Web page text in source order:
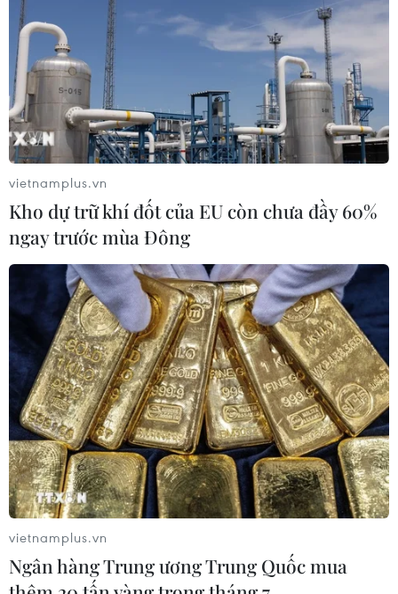
vietnamplus.vn
Kho dự trữ khí đốt của EU còn chưa đầy 60%
ngay trước mùa Đông
vietnamplus.vn
Ngân hàng Trung ương Trung Quốc mua